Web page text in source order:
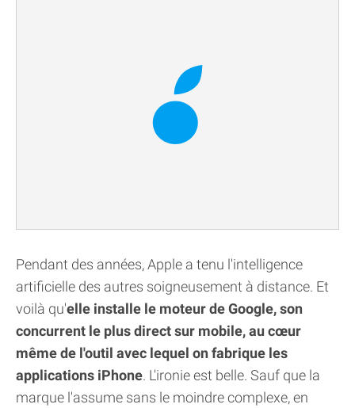
Pendant des années, Apple a tenu l'intelligence
artificielle des autres soigneusement à distance. Et
voilà qu'elle installe le moteur de Google, son
concurrent le plus direct sur mobile, au cœur
même de l'outil avec lequel on fabrique les
applications iPhone. L'ironie est belle. Sauf que la
marque l'assume sans le moindre complexe, en